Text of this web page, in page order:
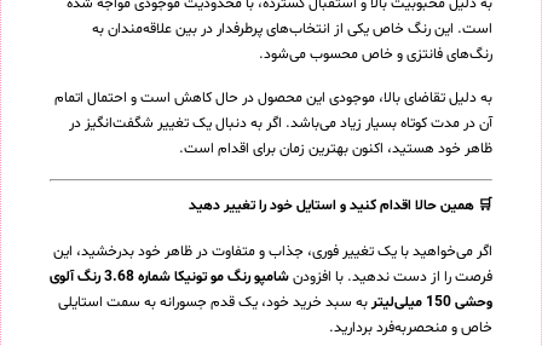
به دلیل محبوبیت بالا و استقبال گسترده، با محدودیت موجودی مواجه شده
است. این رنگ خاص یکی از انتخاب‌های پرطرفدار در بین علاقه‌مندان به
رنگ‌های فانتزی و خاص محسوب می‌شود.
به دلیل تقاضای بالا، موجودی این محصول در حال کاهش است و احتمال اتمام
آن در مدت کوتاه بسیار زیاد می‌باشد. اگر به دنبال یک تغییر شگفت‌انگیز در
ظاهر خود هستید، اکنون بهترین زمان برای اقدام است.
🛒 همین حالا اقدام کنید و استایل خود را تغییر دهید
اگر می‌خواهید با یک تغییر فوری، جذاب و متفاوت در ظاهر خود بدرخشید، این
فرصت را از دست ندهید. با افزودن
شامپو رنگ مو تونیکا شماره 3.68 رنگ آلوی
وحشی 150 میلی‌لیتر
به سبد خرید خود، یک قدم جسورانه به سمت استایلی
خاص و منحصربه‌فرد بردارید.